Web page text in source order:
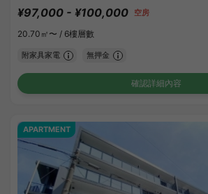
¥97,000 - ¥100,000 空房
20.70㎡〜 / 6樓層數
附家具家電 無押金
確認詳細內容
APARTMENT